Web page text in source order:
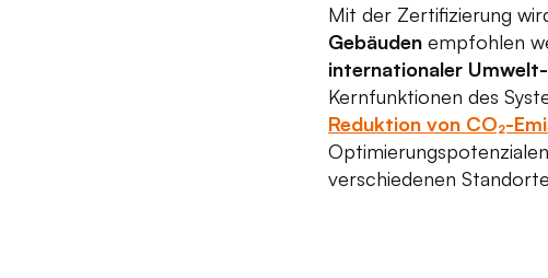
Mit der Zertifizierung
Gebäuden empfohlen
internationaler
Kernfunktionen des
Reduktion von CO₂-
verschiedenen